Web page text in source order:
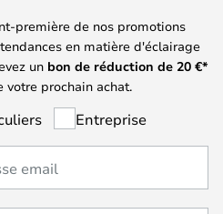
première de nos promotions
en matière d'éclairage
un bon de réduction de 20 €*
votre prochain achat.
Entreprise